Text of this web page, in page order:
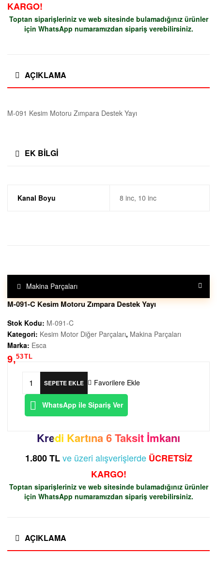
d
k
r
a
k
s
t
i
i
a
Yayı
adet
KARGO!
Toptan siparişleriniz ve web sitesinde bulamadığınız ürünler
için WhatsApp numaramızdan sipariş verebilirsiniz.
AÇIKLAMA
M-091 Kesim Motoru Zımpara Destek Yayı
EK BILGI
Kanal Boyu 8 inc, 10 inc
Makina Parçaları
M-091-C Kesim Motoru Zımpara Destek Yayı
Stok Kodu: M-091-C
Kategori: Kesim Motor Diğer Parçaları, Makina Parçaları
Marka: Esca
9,53TL
091-
C
Motoru
Destek
adet
SEPETE EKLE Favorilere Ekle
WhatsApp ile Sipariş Ver
Kredi Kartına 6 Taksit İmkanı
1.800 TLve üzeri alışverişlerde ÜCRETSİZ
KARGO!
Toptan siparişleriniz ve web sitesinde bulamadığınız ürünler
için WhatsApp numaramızdan sipariş verebilirsiniz.
AÇIKLAMA